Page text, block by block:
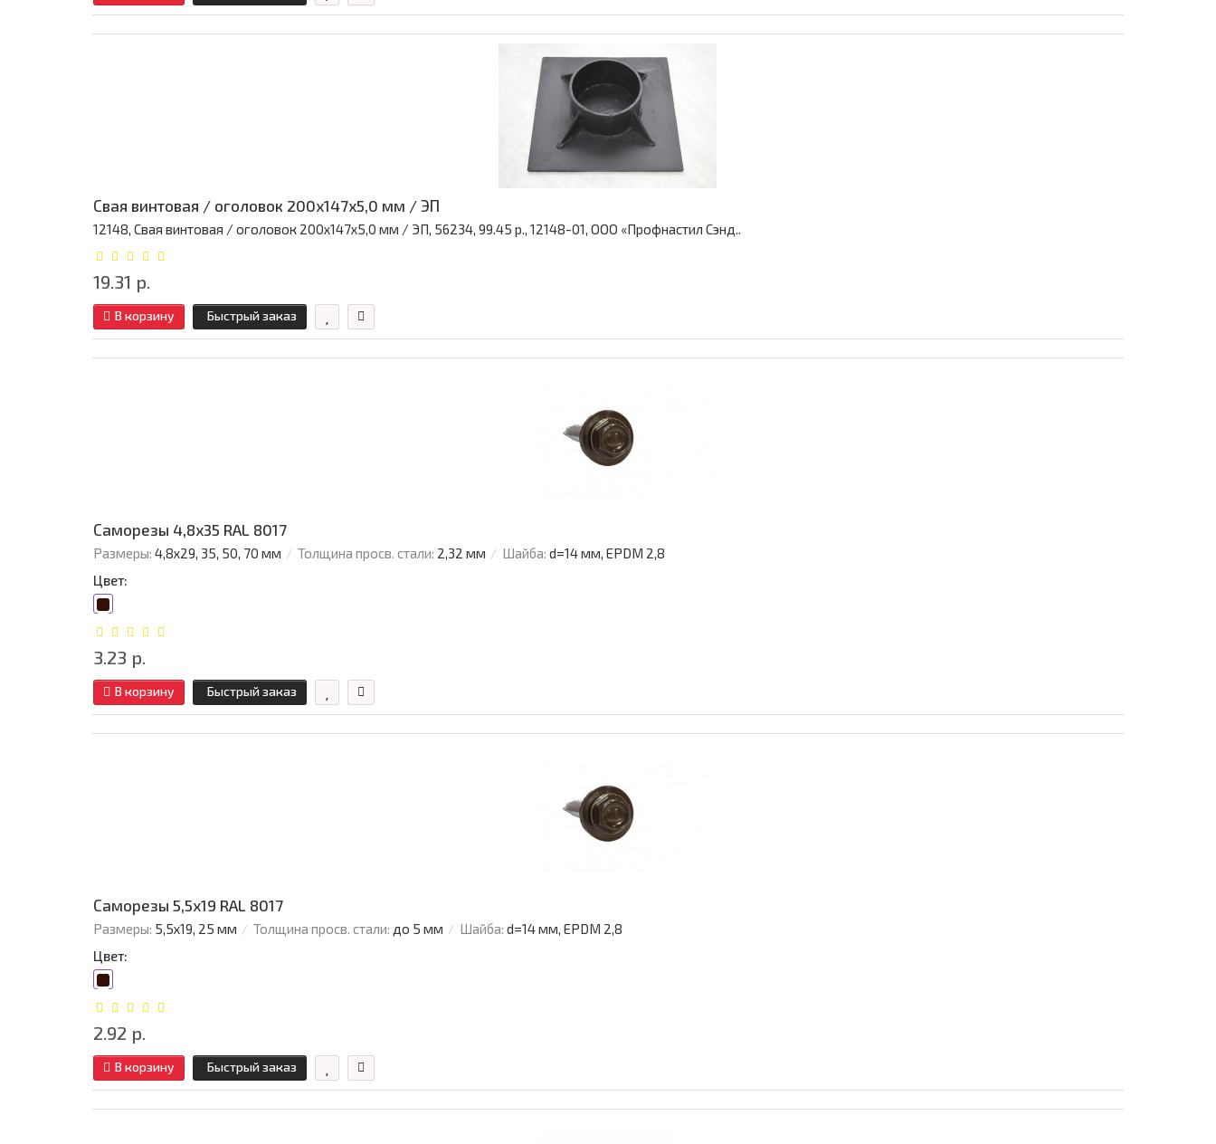
Свая винтовая / оголовок 200x147x5,0 мм / ЭП
12148, Свая винтовая / оголовок 200x147x5,0 мм / ЭП, 56234, 99.45 р., 12148-01, ООО «Профнастил Сэнд..
19.31 р.
В корзину Быстрый заказ
Саморезы 4,8х35 RAL 8017
Размеры: 4,8х29, 35, 50, 70 мм Толщина просв. стали: 2,32 мм Шайба: d=14 мм, EPDM 2,8
Цвет:
3.23 р.
В корзину Быстрый заказ
Саморезы 5,5х19 RAL 8017
Размеры: 5,5х19, 25 мм Толщина просв. стали: до 5 мм Шайба: d=14 мм, EPDM 2,8
Цвет:
2.92 р.
В корзину Быстрый заказ